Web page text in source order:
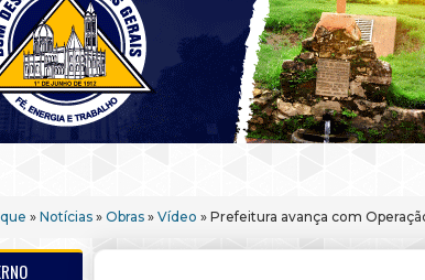
» Notícias » Obras » Vídeo » Prefeitura avança com